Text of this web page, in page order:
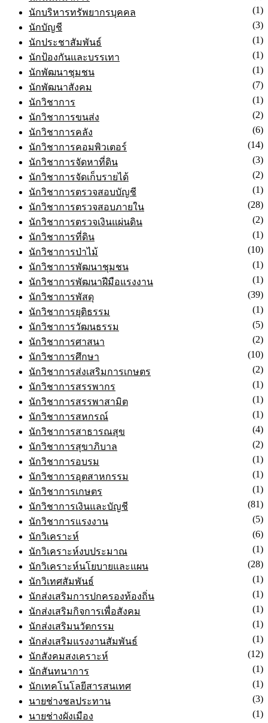
นักนันทนาการ
(1)
นักบริหารทรัพยากรบุคคล
(1)
นักบัญชี
(3)
นักประชาสัมพันธ์
(1)
นักป้องกันและบรรเทา
(1)
นักพัฒนาชุมชน
(1)
นักพัฒนาสังคม
(7)
นักวิชาการ
(1)
นักวิชาการขนส่ง
(2)
นักวิชาการคลัง
(6)
นักวิชาการคอมพิวเตอร์
(14)
นักวิชาการจัดหาที่ดิน
(3)
นักวิชาการจัดเก็บรายได้
(2)
นักวิชาการตรวจสอบบัญชี
(1)
นักวิชาการตรวจสอบภายใน
(28)
นักวิชาการตรวจเงินแผ่นดิน
(2)
นักวิชาการที่ดิน
(1)
นักวิชาการป่าไม้
(10)
นักวิชาการพัฒนาชุมชน
(1)
นักวิชาการพัฒนาฝีมือแรงงาน
(1)
นักวิชาการพัสดุ
(39)
นักวิชาการยุติธรรม
(1)
นักวิชาการวัฒนธรรม
(5)
นักวิชาการศาสนา
(2)
นักวิชาการศึกษา
(10)
นักวิชาการส่งเสริมการเกษตร
(2)
นักวิชาการสรรพากร
(1)
นักวิชาการสรรพาสามิต
(1)
นักวิชาการสหกรณ์
(1)
นักวิชาการสาธารณสุข
(4)
นักวิชาการสุขาภิบาล
(2)
นักวิชาการอบรม
(1)
นักวิชาการอุตสาหกรรม
(1)
นักวิชาการเกษตร
(1)
นักวิชาการเงินและบัญชี
(81)
นักวิชาการแรงงาน
(5)
นักวิเคราะห์
(6)
นักวิเคราะห์งบประมาณ
(1)
นักวิเคราะห์นโยบายและแผน
(28)
นักวิเทศสัมพันธ์
(1)
นักส่งเสริมการปกครองท้องถิ่น
(1)
นักส่งเสริมกิจการเพื่อสังคม
(1)
นักส่งเสริมนวัตกรรม
(1)
นักส่งเสริมแรงงานสัมพันธ์
(1)
นักสังคมสงเคราะห์
(12)
นักสันทนาการ
(1)
นักเทคโนโลยีสารสนเทศ
(1)
นายช่างชลประทาน
(3)